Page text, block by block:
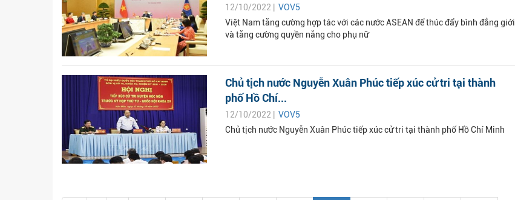
12/10/2022 | VOV5
Việt Nam tăng cường hợp tác với các nước ASEAN để thúc đẩy bình đẳng giới
và tăng cường quyền năng cho phụ nữ
Chủ tịch nước Nguyễn Xuân Phúc tiếp xúc cử tri tại thành
phố Hồ Chí...
12/10/2022 | VOV5
Chủ tịch nước Nguyễn Xuân Phúc tiếp xúc cử tri tại thành phố Hồ Chí Minh